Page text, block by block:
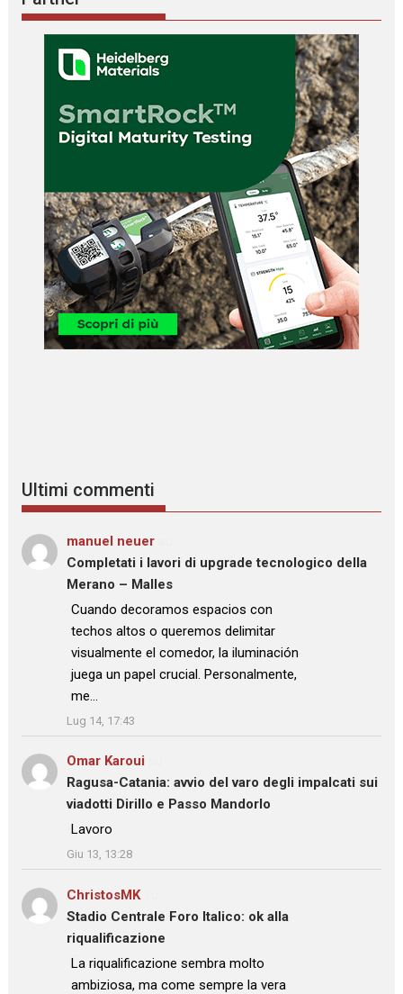
Ultimi commenti
manuel neuer
Completati i lavori di upgrade tecnologico della
Merano – Malles
: “
Cuando decoramos espacios con
techos altos o queremos delimitar
visualmente el comedor, la iluminación
juega un papel crucial. Personalmente,
me…
”
Lug 14, 17:43
Omar Karoui
Ragusa-Catania: avvio del varo degli impalcati sui
viadotti Dirillo e Passo Mandorlo
: “Lavoro
”
Giu 13, 13:28
ChristosMKsu
Stadio Centrale Foro Italico: ok alla
riqualificazione
: “La riqualificazione sembra molto
ambiziosa, ma come sempre la vera